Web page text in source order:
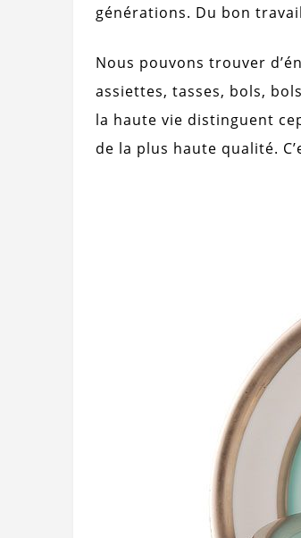
générations. Du bon
Nous pouvons trouver
assiettes, tasses, bols,
la haute vie distinguent
de la plus haute qualité.